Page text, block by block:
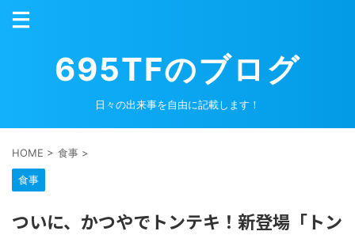
695TFのブログ
日々の出来事を自由に記載します！
HOME > 食事 >
食事
ついに、かつやでトンテキ！新登場「トン